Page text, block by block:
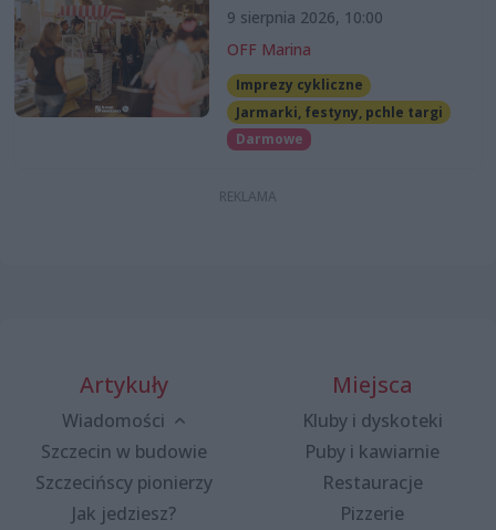
9 sierpnia 2026, 10:00
OFF Marina
Imprezy cykliczne
Jarmarki, festyny, pchle targi
Darmowe
Artykuły
Wiadomości
Szczecin w budowie
Szczecińscy pionierzy
Jak jedziesz?
Miejsca
Kluby i dyskoteki
Puby i kawiarnie
Restauracje
Pizzerie